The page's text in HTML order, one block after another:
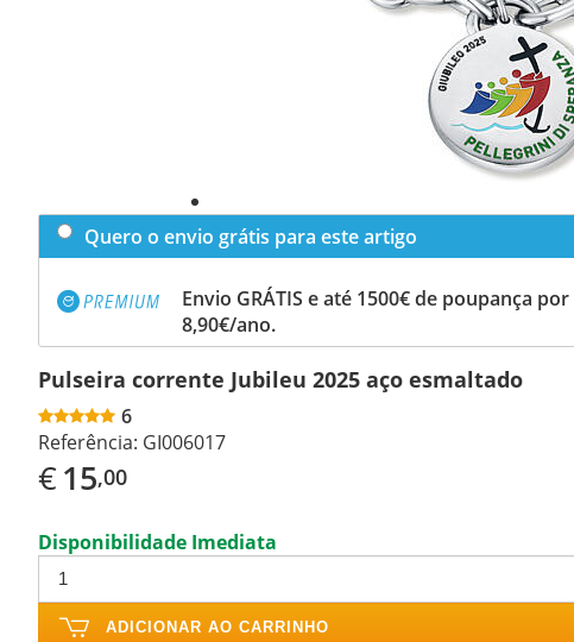
Quero o envio grátis para este artigo
Envio GRÁTIS e até 1500€ de poupança
8,90€/ano.
Pulseira corrente Jubileu 2025 aço esmaltado
6
Referência: GI006017
€15,00
Disponibilidade Imediata
ADICIONAR AO CARRINHO